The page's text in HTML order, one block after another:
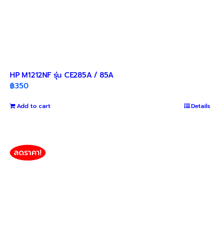
HP M1212NF รุ่น CE285A / 85A
฿350
Add to cart Details
ลดราคา!